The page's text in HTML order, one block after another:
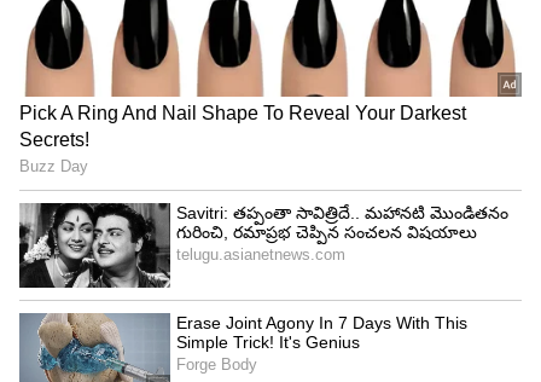
శుభ్రమైన, పలుచని కాటన్ క్లాత్ లేదా మస్లిన్ క్లాత్ లో
వదులుగా కట్టండి. ఈ మూటను రిఫ్రిజిరేటర్‌లోని
కూరగాయల అరలో పెట్టాలి. ఆ క్లాత్ ఆకులలోని అధిక
తేమను పీల్చుకుని, ఆకులు పాడవ్వకుండా తాజాగా
ఉంటాయి.
3. ఆకులను ఫ్రీజర్‌లో నిల్వ చేయండి.
మీరు కరివేపాకును ఆరు నెలల కంటే ఎక్కువ కాలం నిల్వ
చేయాలనుకుంటే, ఎండిన ఆకులలోని గాలిని పూర్తిగా
తీసివేసి, వాటిని ఒక జిప్-లాక్ బ్యాగ్‌లో వేసి నేరుగా
ఫ్రీజర్‌లో పెట్టండి. వాటిని ఉపయోగించవలసి వచ్చినప్పుడు,